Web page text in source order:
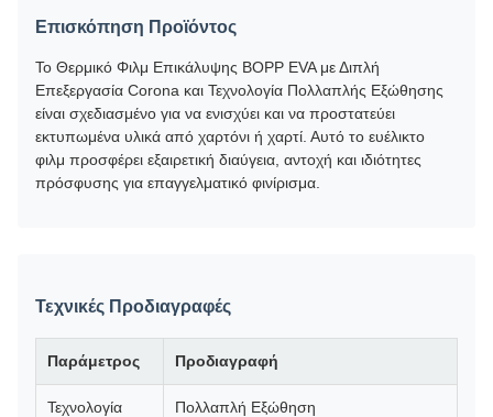
Επισκόπηση Προϊόντος
Το Θερμικό Φιλμ Επικάλυψης BOPP EVA με Διπλή
Επεξεργασία Corona και Τεχνολογία Πολλαπλής Εξώθησης
είναι σχεδιασμένο για να ενισχύει και να προστατεύει
εκτυπωμένα υλικά από χαρτόνι ή χαρτί. Αυτό το ευέλικτο
φιλμ προσφέρει εξαιρετική διαύγεια, αντοχή και ιδιότητες
πρόσφυσης για επαγγελματικό φινίρισμα.
Τεχνικές Προδιαγραφές
Παράμετρος Προδιαγραφή
Τεχνολογία Πολλαπλή Εξώθηση